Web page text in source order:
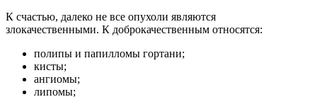
К счастью, далеко не все опухоли являются
злокачественными. К доброкачественным относятся:
полипы и папилломы гортани;
кисты;
ангиомы;
липомы;